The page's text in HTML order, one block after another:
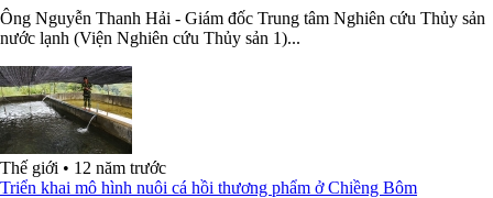
Ông Nguyễn Thanh Hải - Giám đốc Trung tâm Nghiên cứu Thủy sản
nước lạnh (Viện Nghiên cứu Thủy sản 1)...
Thế giới • 12 năm trước
Triển khai mô hình nuôi cá hồi thương phẩm ở Chiềng Bôm